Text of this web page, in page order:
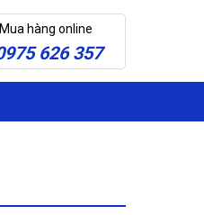
Mua hàng online
626 357